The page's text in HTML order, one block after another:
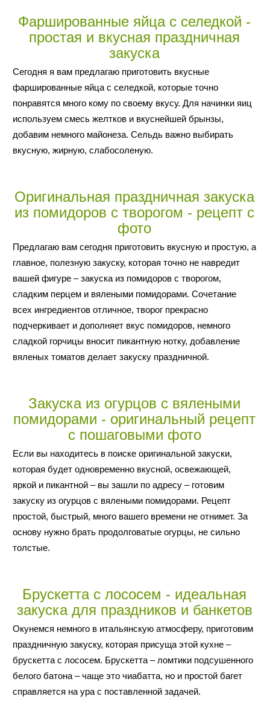
Фаршированные яйца с селедкой -
простая и вкусная праздничная
закуска
Сегодня я вам предлагаю приготовить вкусные
фаршированные яйца с селедкой, которые точно
понравятся много кому по своему вкусу. Для начинки яиц
используем смесь желтков и вкуснейшей брынзы,
добавим немного майонеза. Сельдь важно выбирать
вкусную, жирную, слабосоленую.
Оригинальная праздничная закуска
из помидоров с творогом - рецепт с
фото
Предлагаю вам сегодня приготовить вкусную и простую, а
главное, полезную закуску, которая точно не навредит
вашей фигуре – закуска из помидоров с творогом,
сладким перцем и вялеными помидорами. Сочетание
всех ингредиентов отличное, творог прекрасно
подчеркивает и дополняет вкус помидоров, немного
сладкой горчицы вносит пикантную нотку, добавление
вяленых томатов делает закуску праздничной.
Закуска из огурцов с вялеными
помидорами - оригинальный рецепт
с пошаговыми фото
Если вы находитесь в поиске оригинальной закуски,
которая будет одновременно вкусной, освежающей,
яркой и пикантной – вы зашли по адресу – готовим
закуску из огурцов с вялеными помидорами. Рецепт
простой, быстрый, много вашего времени не отнимет. За
основу нужно брать продолговатые огурцы, не сильно
толстые.
Брускетта с лососем - идеальная
закуска для праздников и банкетов
Окунемся немного в итальянскую атмосферу, приготовим
праздничную закуску, которая присуща этой кухне –
брускетта с лососем. Брускетта – ломтики подсушенного
белого батона – чаще это чиабатта, но и простой багет
справляется на ура с поставленной задачей.